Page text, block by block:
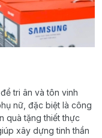
tri ân và tôn vinh
nữ, đặc biệt là công
quà tặng thiết thực
xây dựng tinh thần